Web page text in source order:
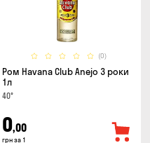
(0)
Ром Havana Club Anejo 3 роки
1л
40°
0,00
грн за 1